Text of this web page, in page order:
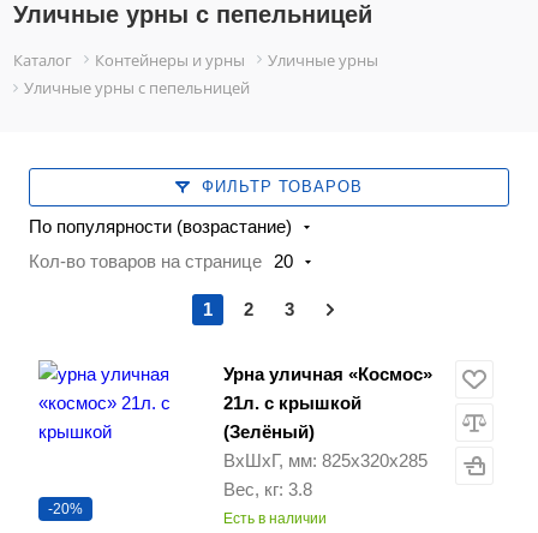
Уличные урны с пепельницей
Каталог Контейнеры и урны
Уличные урны
Уличные урны с пепельницей
ФИЛЬТР ТОВАРОВ
По популярности (возрастание)
Кол-во товаров на странице
20
1 2 3
-20%
Урна уличная «Космос»
21л. с крышкой
(Зелёный)
ВхШхГ, мм: 825х320х285
Вес, кг: 3.8
Есть в наличии